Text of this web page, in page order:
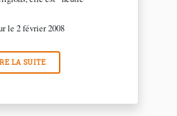
le 2 février 2008
LA SUITE